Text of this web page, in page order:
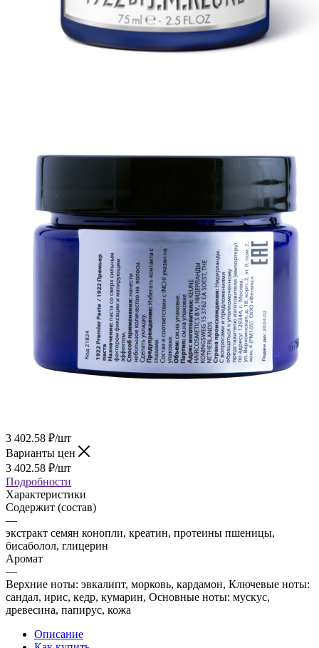
3 402.58 ₽/шт
Варианты цен
3 402.58 ₽/шт
Подробности
Характеристики
Содержит (состав)
—
экстракт семян конопли, креатин, протеины пшеницы,
бисаболол, глицерин
Аромат
—
Верхние ноты: эвкалипт, морковь, кардамон, Ключевые ноты:
сандал, ирис, кедр, кумарин, Основные ноты: мускус,
древесина, папирус, кожа
Описание